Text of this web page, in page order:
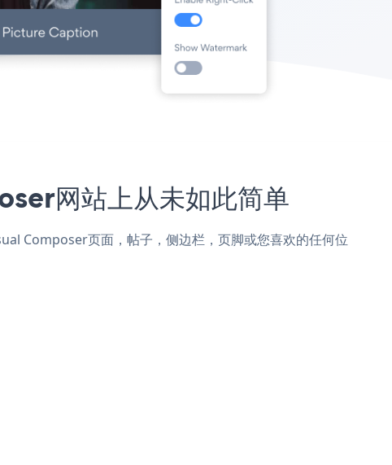
网站上从未如此简单
Composer页面，帖子，侧边栏，页脚或您喜欢的任何位